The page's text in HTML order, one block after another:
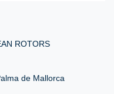
ROTORS
de Mallorca